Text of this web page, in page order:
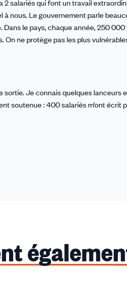
2 salariés qui font un travail
nous. Le gouvernement parle
Dans le pays, chaque année, 250
ne protège pas les plus
sortie. Je connais quelques lanceurs
soutenue : 400 salariés m’ont écrit